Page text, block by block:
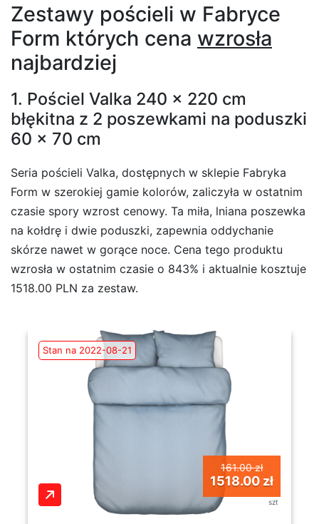
Zestawy pościeli w Fabryce
Form których cena wzrosła
najbardziej
1. Pościel Valka 240 x 220 cm
błękitna z 2 poszewkami na poduszki
60 x 70 cm
Seria pościeli Valka, dostępnych w sklepie Fabryka
Form w szerokiej gamie kolorów, zaliczyła w ostatnim
czasie spory wzrost cenowy. Ta miła, lniana poszewka
na kołdrę i dwie poduszki, zapewnia oddychanie
skórze nawet w gorące noce. Cena tego produktu
wzrosła w ostatnim czasie o 843% i aktualnie kosztuje
1518.00 PLN za zestaw.
Stan na 2022-08-21
161.00 zł
1518.00 zł
szt